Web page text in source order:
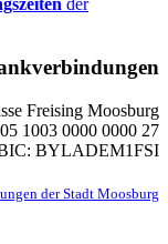
der
Freising Moosburg
1003 0000 0000 27
BYLADEM1FSI
der Stadt Moosburg